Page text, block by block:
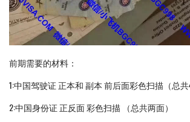
前期需要的材料：
1:中国驾驶证 正本和 副本 前后面彩色扫描（总共
2:中国身份证 正反面 彩色扫描 （总共两面）